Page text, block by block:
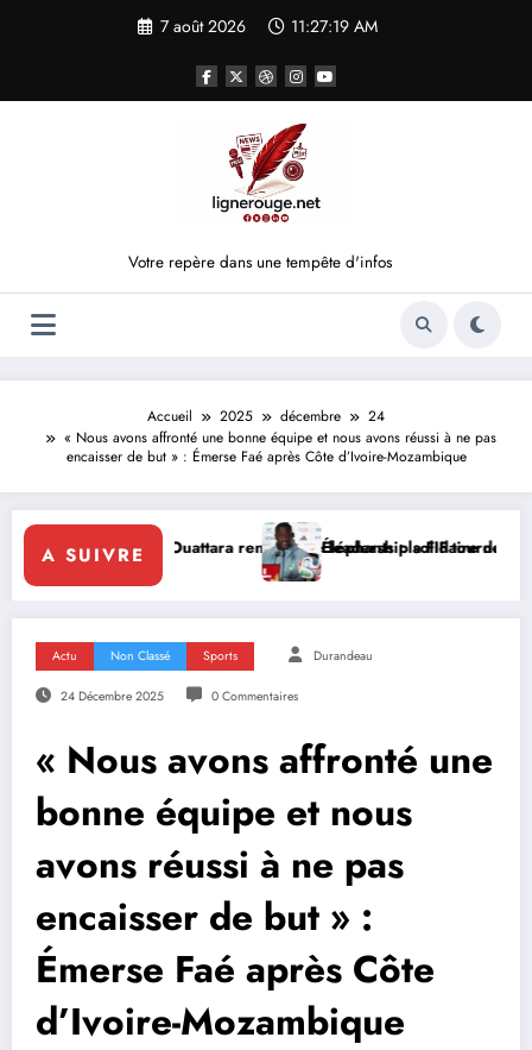
7 août 2026 11:27:19 AM
Votre repère dans une tempête d'infos
Accueil 2025 décembre
24
« Nous avons affronté une bonne équipe et nous avons réussi à ne pas
encaisser de but » : Émerse Faé après Côte d’Ivoire-Mozambique
A SUIVRE
Ouattara renforce le leadership solidaire de la Côte d’Ivoire en
Éléphants : la FIF tourne la page Emerse Faé
Actu Non Classé Sports Durandeau
24 Décembre 2025 0 Commentaires
« Nous avons affronté une
bonne équipe et nous
avons réussi à ne pas
encaisser de but » :
Émerse Faé après Côte
d’Ivoire-Mozambique